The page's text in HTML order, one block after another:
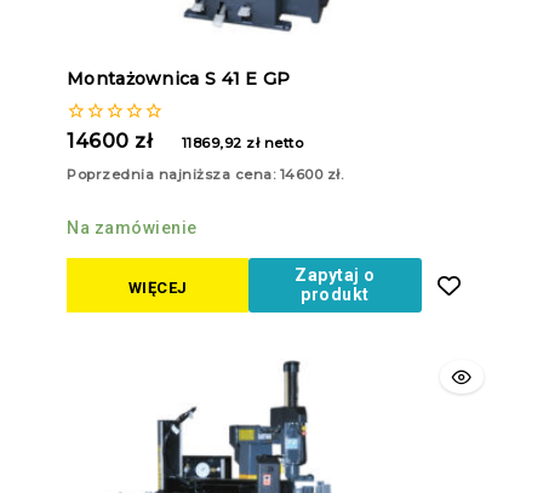
Montażownica S 41 E GP
0
5
14600 zł 11869,92 złnetto
Poprzednia najniższa cena: 14600 zł.
Na zamówienie
WIĘCEJ
Zapytaj o
produkt